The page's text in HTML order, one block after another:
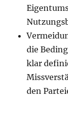
die
klar
den